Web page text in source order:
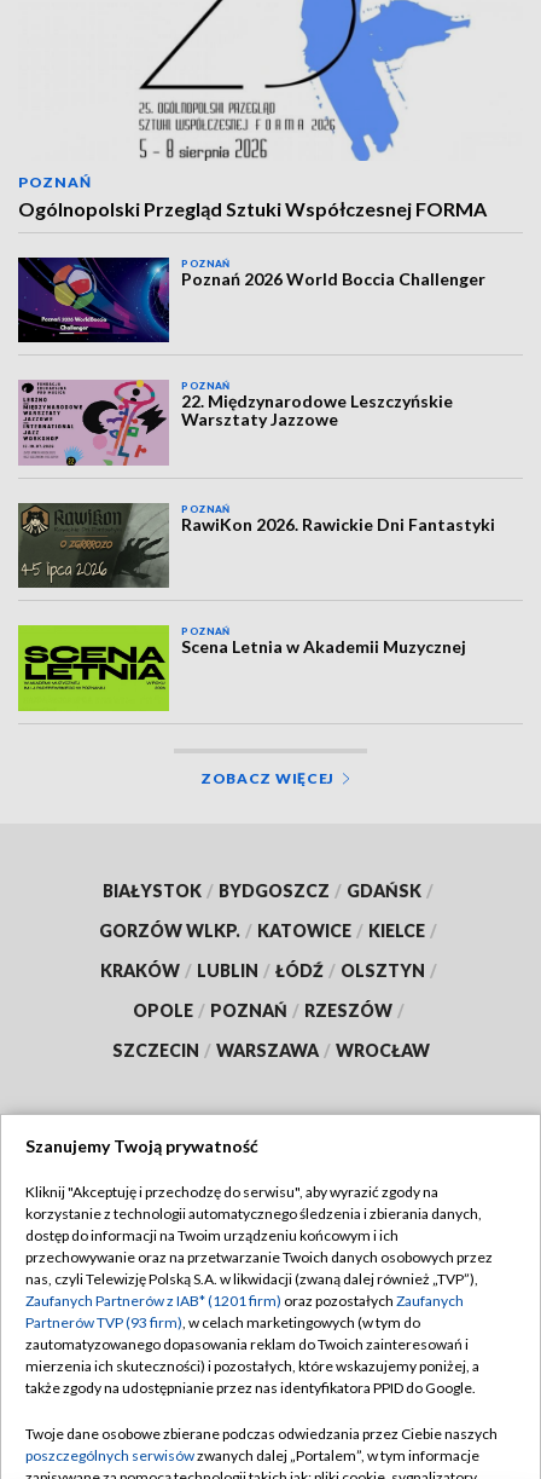
POZNAŃ
Ogólnopolski Przegląd Sztuki Współczesnej FORMA
POZNAŃ
Poznań 2026 World Boccia Challenger
POZNAŃ
22. Międzynarodowe Leszczyńskie
Warsztaty Jazzowe
POZNAŃ
RawiKon 2026. Rawickie Dni Fantastyki
POZNAŃ
Scena Letnia w Akademii Muzycznej
ZOBACZ WIĘCEJ
BIAŁYSTOK / BYDGOSZCZ / GDAŃSK /
GORZÓW WLKP. / KATOWICE / KIELCE /
KRAKÓW / LUBLIN / ŁÓDŹ / OLSZTYN /
OPOLE / POZNAŃ / RZESZÓW /
SZCZECIN / WARSZAWA / WROCŁAW
TVP
Abonament TVP
Emisja w TVP
Centrum informacji TVP
Naziemna Telewizja Cyfrowa
Rada Programowa
Regulamin TVP
Polityka prywatności
Moje zgody
Pomoc
Kontakt
Szanujemy Twoją prywatność
Kliknij "Akceptuję i przechodzę do serwisu", aby wyrazić zgody na
korzystanie z technologii automatycznego śledzenia i zbierania danych,
dostęp do informacji na Twoim urządzeniu końcowym i ich
przechowywanie oraz na przetwarzanie Twoich danych osobowych przez
nas, czyli Telewizję Polską S.A. w likwidacji (zwaną dalej również „TVP”),
Zaufanych Partnerów z IAB* (1201 firm) oraz pozostałych Zaufanych
Partnerów TVP (93 firm), w celach marketingowych (w tym do
zautomatyzowanego dopasowania reklam do Twoich zainteresowań i
mierzenia ich skuteczności) i pozostałych, które wskazujemy poniżej, a
także zgody na udostępnianie przez nas identyfikatora PPID do Google.
Twoje dane osobowe zbierane podczas odwiedzania przez Ciebie naszych
poszczególnych serwisówzwanych dalej „Portalem”, w tym informacje